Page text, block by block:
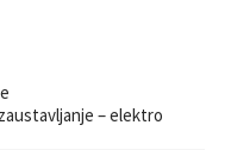
– elektro